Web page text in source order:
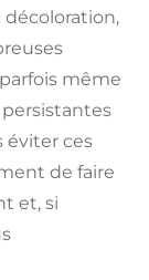
décoloration,
même
éviter ces
de faire
et, si